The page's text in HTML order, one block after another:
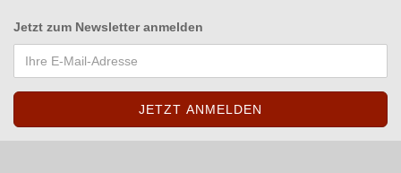
Jetzt zum Newsletter anmelden